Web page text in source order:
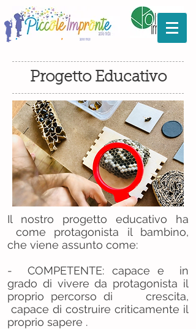
Progetto Educativo
Il nostro progetto educativo ha
come protagonista il bambino,
che viene assunto come:
- COMPETENTE: capace e in
grado di vivere da protagonista il
proprio percorso di crescita,
capace di costruire criticamente il
proprio sapere .